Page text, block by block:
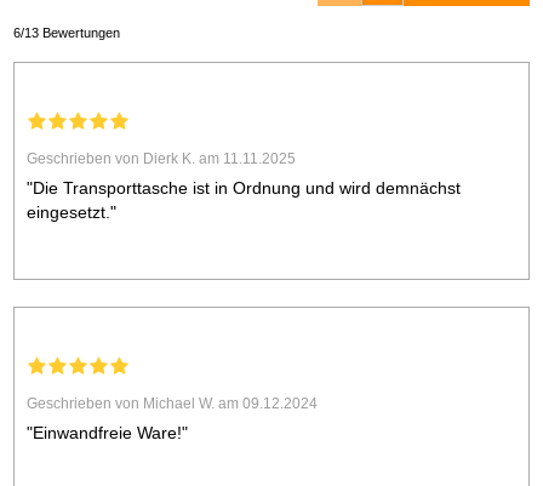
6/13 Bewertungen
Geschrieben von Dierk K. am 11.11.2025
"Die Transporttasche ist in Ordnung und wird demnächst
eingesetzt."
Geschrieben von Michael W. am 09.12.2024
"Einwandfreie Ware!"